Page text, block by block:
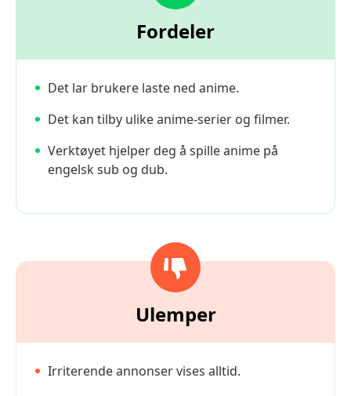
Fordeler
Det lar brukere laste ned anime.
Det kan tilby ulike anime-serier og filmer.
Verktøyet hjelper deg å spille anime på
engelsk sub og dub.
Ulemper
Irriterende annonser vises alltid.